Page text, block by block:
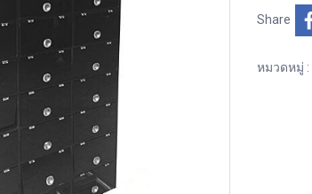
Share
หมวดหมู่ :